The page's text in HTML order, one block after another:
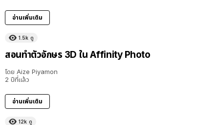
อ่านเพิ่มเติม
1.5k ดู
สอนทำตัวอักษร 3D ใน Affinity Photo
โดย Aize Piyamon
2 ปีที่แล้ว
อ่านเพิ่มเติม
12k ดู